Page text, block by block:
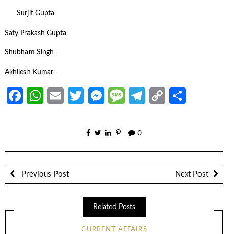
Surjit Gupta
Saty Prakash Gupta
Shubham Singh
Akhilesh Kumar
Facebook
WhatsApp
EmailTwitter
Messenger
Message
Telegram
Copy
0
Previous Post Next Post
Related Posts
CURRENT AFFAIRS